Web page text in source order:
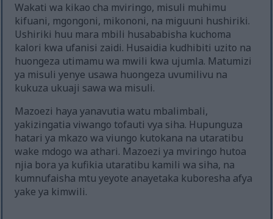
Wakati wa kikao cha mviringo, misuli muhimu
kifuani, mgongoni, mikononi, na miguuni hushiriki.
Ushiriki huu mara mbili husababisha kuchoma
kalori kwa ufanisi zaidi. Husaidia kudhibiti uzito na
huongeza utimamu wa mwili kwa ujumla. Matumizi
ya misuli yenye usawa huongeza uvumilivu na
kukuza ukuaji sawa wa misuli.
Mazoezi haya yanavutia watu mbalimbali,
yakizingatia viwango tofauti vya siha. Hupunguza
hatari ya mkazo wa viungo kutokana na utaratibu
wake mdogo wa athari. Mazoezi ya mviringo hutoa
njia bora ya kufikia utaratibu kamili wa siha, na
kumnufaisha mtu yeyote anayetaka kuboresha afya
yake ya kimwili.